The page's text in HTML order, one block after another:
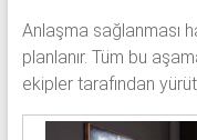
Anlaşma sağlanması
planlanır. Tüm bu
ekipler tarafından